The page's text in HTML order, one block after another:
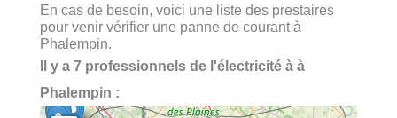
En cas de besoin, voici une liste des prestaires
pour venir vérifier une panne de courant à
Phalempin.
Il y a 7 professionnels de l'électricité à à
Phalempin :